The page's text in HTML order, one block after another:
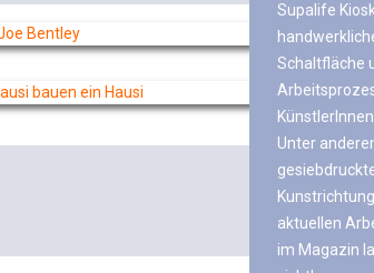
Supalife
Schaltfläche
Unter
aktuellen
im Magazin